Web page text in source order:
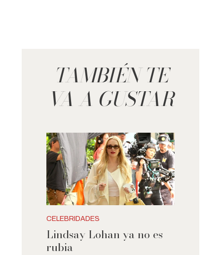
TAMBIÉN TE
VA A GUSTAR
CELEBRIDADES
Lindsay Lohan ya no es
rubia